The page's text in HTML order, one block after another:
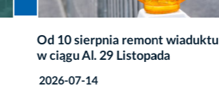
Od 10 sierpnia remont wiaduktu
w ciągu Al. 29 Listopada
2026-07-14